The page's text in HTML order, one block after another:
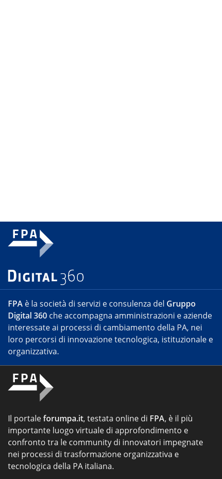
FPA è la società di servizi e consulenza del Gruppo
Digital 360 che accompagna amministrazioni e aziende
interessate ai processi di cambiamento della PA, nei
loro percorsi di innovazione tecnologica, istituzionale e
organizzativa.
Il portaleforumpa.it, testata online di FPA, è il più
importante luogo virtuale di approfondimento e
confronto tra le community di innovatori impegnate
nei processi di trasformazione organizzativa e
tecnologica della PA italiana.